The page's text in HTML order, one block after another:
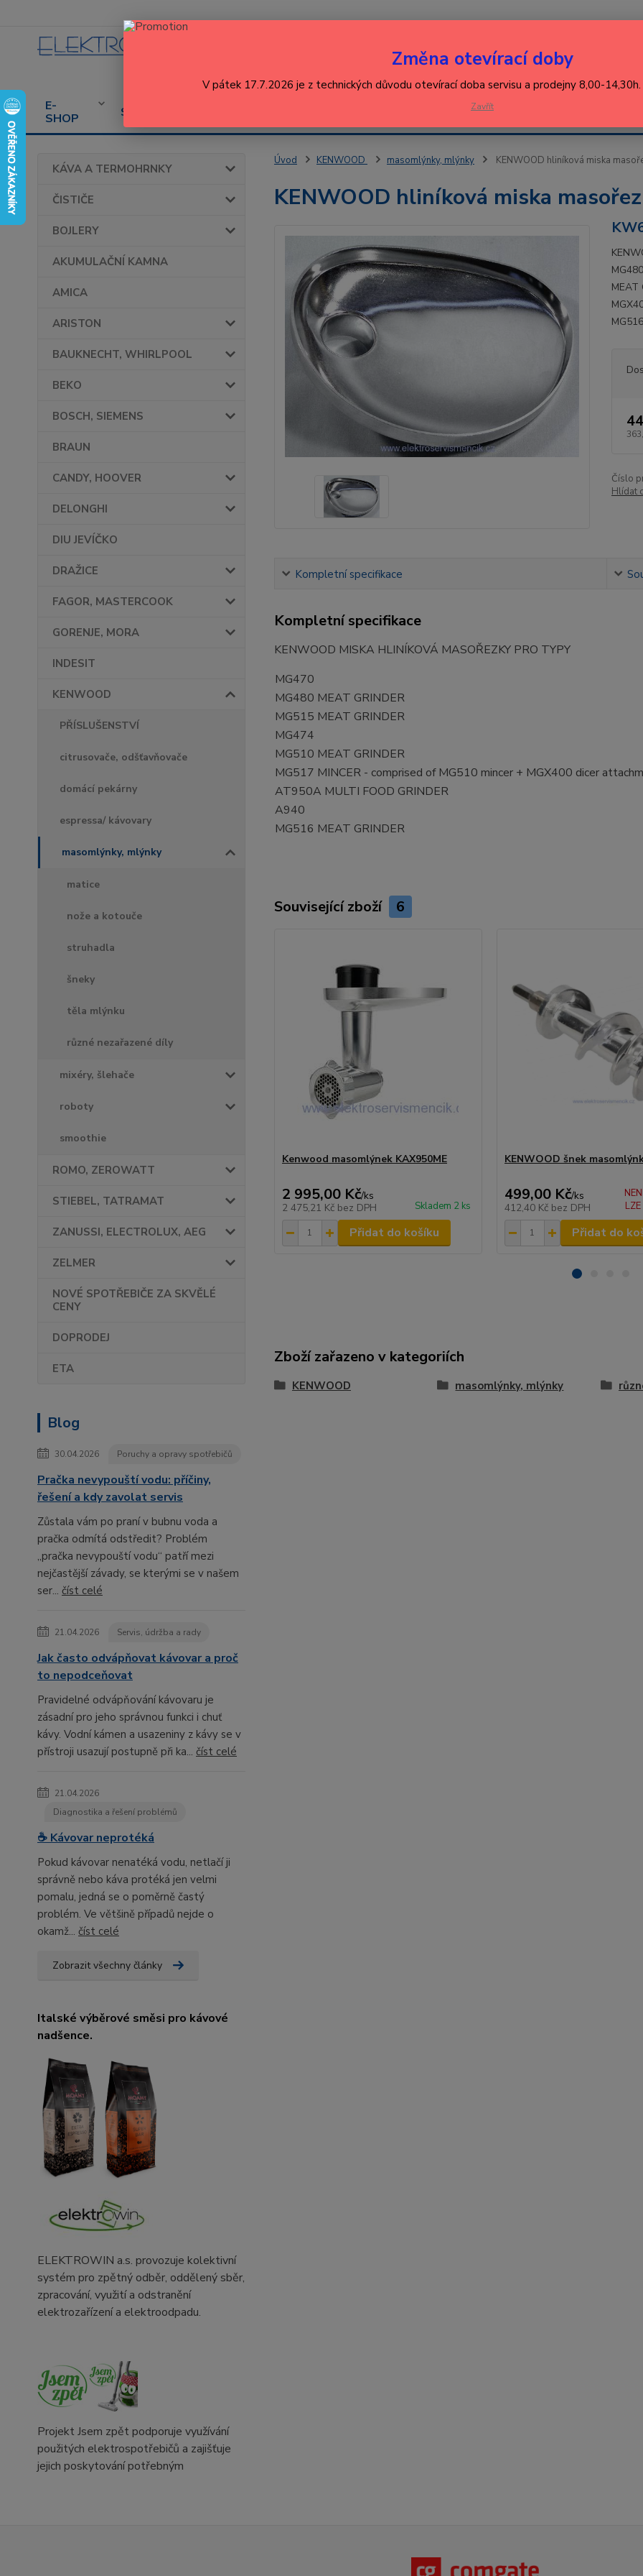
E-
SHOP
SERVIS KONTAKT
Hledat
KÁVA A TERMOHRNKY
ČISTIČE
BOJLERY
AKUMULAČNÍ KAMNA
AMICA
ARISTON
BAUKNECHT, WHIRLPOOL
BEKO
BOSCH, SIEMENS
BRAUN
CANDY, HOOVER
DELONGHI
DIU JEVÍČKO
DRAŽICE
FAGOR, MASTERCOOK
GORENJE, MORA
INDESIT
KENWOOD
PŘÍSLUŠENSTVÍ
citrusovače, odšťavňovače
domácí pekárny
espressa/ kávovary
masomlýnky, mlýnky
matice
nože a kotouče
struhadla
šneky
těla mlýnku
různé nezařazené díly
mixéry, šlehače
roboty
smoothie
ROMO, ZEROWATT
STIEBEL, TATRAMAT
ZANUSSI, ELECTROLUX, AEG
ZELMER
NOVÉ SPOTŘEBIČE ZA SKVĚLÉ
CENY
DOPRODEJ
ETA
Blog
30.04.2026 Poruchy a opravy spotřebičů
Pračka nevypouští vodu: příčiny,
řešení a kdy zavolat servis
Zůstala vám po praní v bubnu voda a
pračka odmítá odstředit? Problém
„pračka nevypouští vodu“ patří mezi
nejčastější závady, se kterými se v našem
ser... číst celé
21.04.2026 Servis, údržba a rady
Jak často odvápňovat kávovar a proč
to nepodceňovat
Pravidelné odvápňování kávovaru je
zásadní pro jeho správnou funkci i chuť
kávy. Vodní kámen a usazeniny z kávy se v
přístroji usazují postupně při ka... číst celé
21.04.2026
Diagnostika a řešení problémů
☕ Kávovar neprotéká
Pokud kávovar nenatéká vodu, netlačí ji
správně nebo káva protéká jen velmi
pomalu, jedná se o poměrně častý
problém. Ve většině případů nejde o
okamž... číst celé
Zobrazit všechny články
Italské výběrové směsi pro kávové
nadšence.
ELEKTROWIN a.s. provozuje kolektivní
systém pro zpětný odběr, oddělený sběr,
zpracování, využití a odstranění
elektrozařízení a elektroodpadu.
Projekt Jsem zpět podporuje využívání
použitých elektrospotřebičů a zajišťuje
jejich poskytování potřebným
Úvod KENWOOD masomlýnky, mlýnky KENWOOD hliníková miska
KENWOOD hliníková miska
MEAT
Číslo
Hlídat
Kompletní specifikace
Kompletní specifikace
KENWOOD MISKA HLINÍKOVÁ MASOŘEZKY PRO TYPY
MG470
MG480 MEAT GRINDER
MG515 MEAT GRINDER
MG474
MG510 MEAT GRINDER
MG517 MINCER - comprised of MG510 mincer + MGX400 dicer
AT950A MULTI FOOD GRINDER
A940
MG516 MEAT GRINDER
Související zboží 6
Kenwood masomlýnek KAX950ME
2 995,00 Kč/ks
2 475,21 Kč bez DPH Skladem 2 ks
Přidat do košíku
KENWOOD šnek
499,00 Kč/ks
412,40 Kč bez DPH
Přidat do
Zboží zařazeno v kategoriích
KENWOOD masomlýnky, mlýnky
Změna otevírací doby
V pátek 17.7.2026 je z technických důvodu otevírací doba servisu a prodejny 8,00-
Zavřít